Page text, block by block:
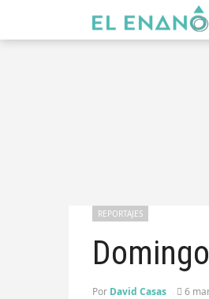
REPORTAJES
Por David Casas 6